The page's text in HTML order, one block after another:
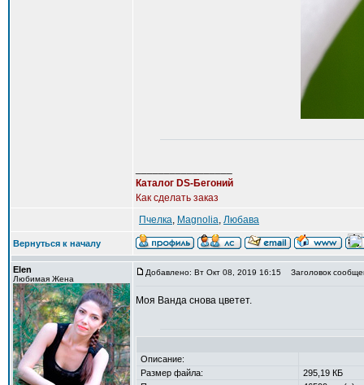
Каталог DS-Бегоний
Как сделать заказ
Пчелка, Magnolia, Любава
Вернуться к началу
Elen
Любимая Жена
Добавлено: Вт Окт 08, 2019 16:15 Заголовок
Моя Ванда снова цветет.
Описание:
Размер файла:
295,19 КБ